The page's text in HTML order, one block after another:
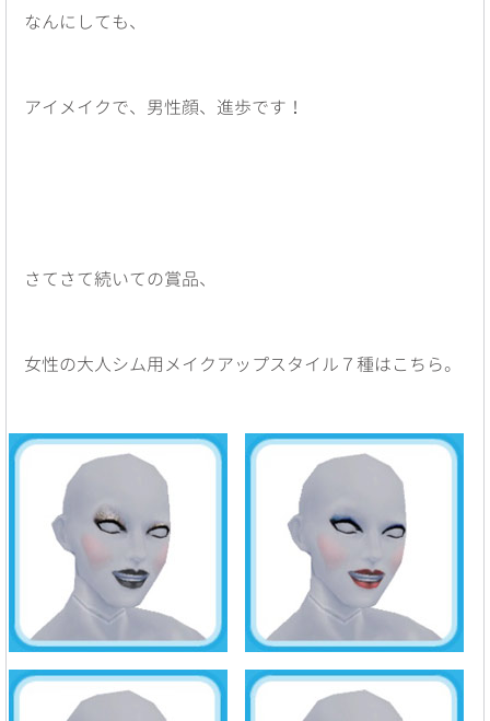
なんにしても、
アイメイクで、男性顔、進歩です！
さてさて続いての賞品、
女性の大人シム用メイクアップスタイル７種はこちら。